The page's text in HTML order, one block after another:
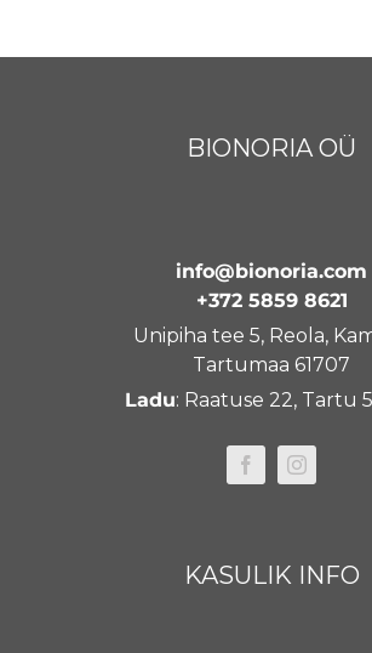
BIONORIA OÜ
info@bionoria.com
+372 5859 8621
Unipiha tee 5, Reola,
Tartumaa 61707
Ladu: Raatuse 22, Tartu
KASULIK INFO